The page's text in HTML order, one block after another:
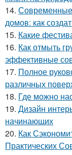
14. Современные
домов: как
15. Какие
16. Как отмыть
эффективные
17. Полное
различных
18. Где можно
19. Дизайн
начинающих
20. Как
Практических